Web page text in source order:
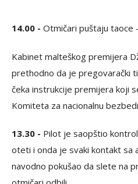
14.00 - Otmičari puštaju taoce
Kabinet malteškog premijera
prethodno da je pregovarački
čeka instrukcije premijera koji
Komiteta za nacionalnu
13.30 - Pilot je saopštio
oteti i onda je svaki kontakt sa
navodno pokušao da slete na